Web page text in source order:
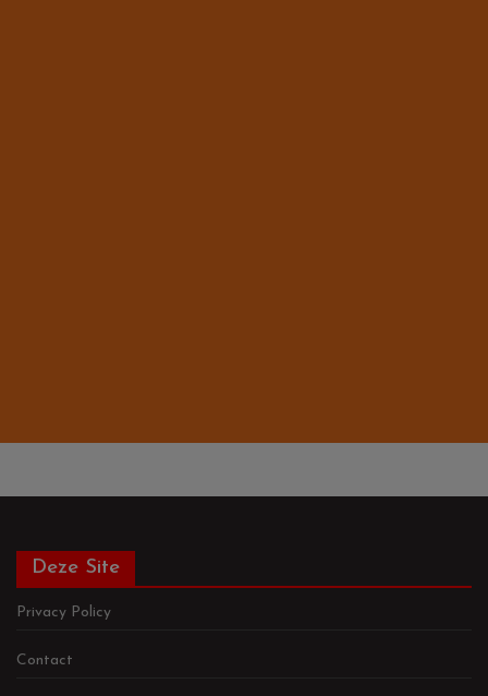
Deze Site
Privacy Policy
Contact